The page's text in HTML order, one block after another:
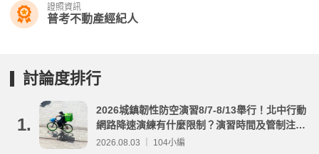
證照資訊
普考不動產經紀人
討論度排行
1.
2026城鎮韌性防空演習8/7-8/13舉行！北中行動
網路降速演練有什麼限制？演習時間及管制注意
事項整理
2026.08.03 ｜ 104小編